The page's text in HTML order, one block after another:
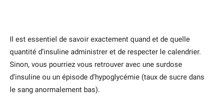
Il est essentiel de savoir exactement quand et de quelle
quantité d’insuline administrer et de respecter le calendrier.
Sinon, vous pourriez vous retrouver avec une surdose
d’insuline ou un épisode d’hypoglycémie (taux de sucre dans
le sang anormalement bas).